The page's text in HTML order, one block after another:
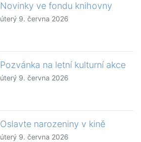
Novinky ve fondu knihovny
úterý 9. června 2026
Pozvánka na letní kulturní akce
úterý 9. června 2026
Oslavte narozeniny v kině
úterý 9. června 2026